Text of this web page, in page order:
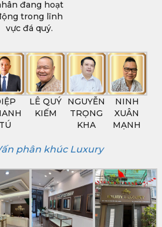
đang hoạt
trong lĩnh
vực đá quý.
TÚ
LÊ QUÝ
KIẾM
NGUYỄN
TRỌNG
KHA
NINH
XUÂN
MẠNH
phân khúc Luxury